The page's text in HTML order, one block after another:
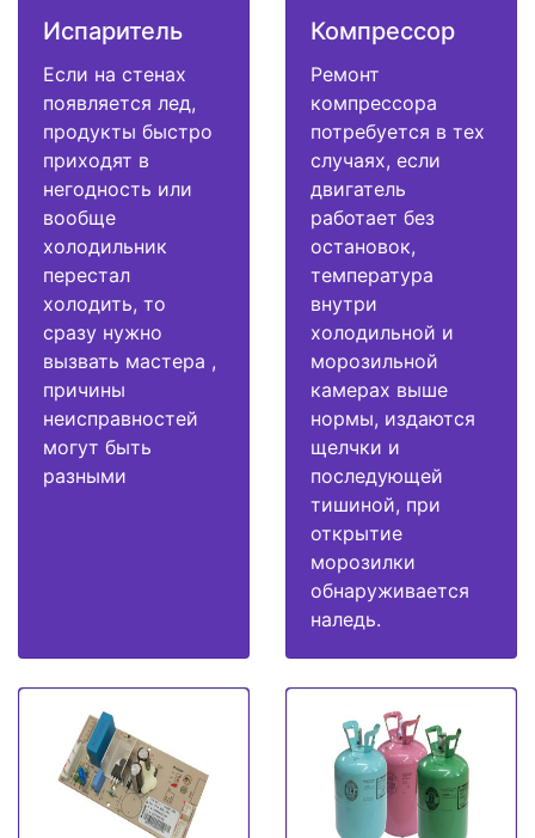
Испаритель
Если на стенах
появляется лед,
продукты быстро
приходят в
негодность или
вообще
холодильник
перестал
холодить, то
сразу нужно
вызвать мастера ,
причины
неисправностей
могут быть
разными
Компрессор
Ремонт
компрессора
потребуется в тех
случаях, если
двигатель
работает без
остановок,
температура
внутри
холодильной и
морозильной
камерах выше
нормы, издаются
щелчки и
последующей
тишиной, при
открытие
морозилки
обнаруживается
наледь.